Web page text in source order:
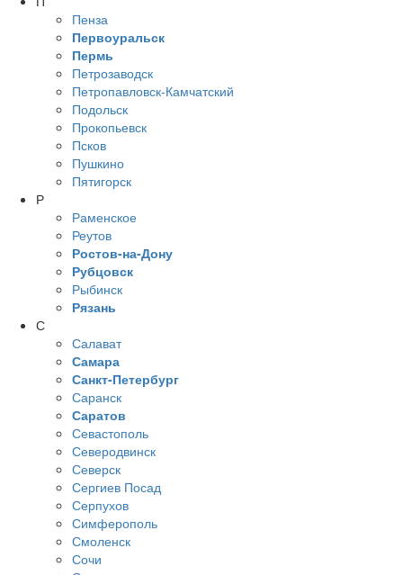
Пенза
Первоуральск
Пермь
Петрозаводск
Петропавловск-Камчатский
Подольск
Прокопьевск
Псков
Пушкино
Пятигорск
Р
Раменское
Реутов
Ростов-на-Дону
Рубцовск
Рыбинск
Рязань
С
Салават
Самара
Санкт-Петербург
Саранск
Саратов
Севастополь
Северодвинск
Северск
Сергиев Посад
Серпухов
Симферополь
Смоленск
Сочи